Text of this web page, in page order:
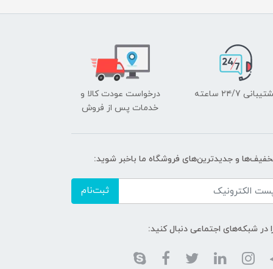
۲۴/7 ساعته
درخواست عودت کالا و
خدمات پس از فروش
و جدیدترین‌های فروشگاه ما باخبر شوید:
ثبت‌نام
در شبکه‌های اجتماعی دنبال کنید: